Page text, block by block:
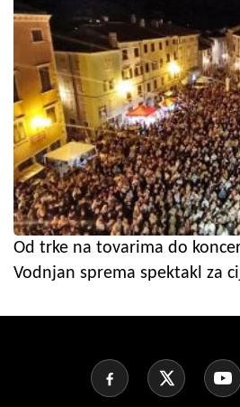
Od trke na tovarima do
Vodnjan sprema spektakl za